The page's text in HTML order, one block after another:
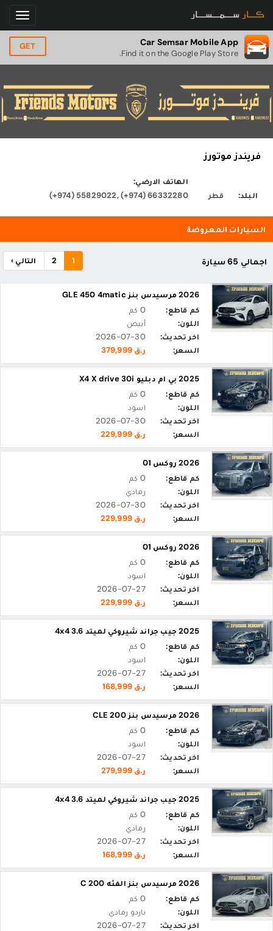
Car Semsar Mobile App
Find it on the Google Play Store.
GET
فريندز موتورز
البلد: قطر
الهاتف الارضي:
(+974) 55829022, (+974) 66332280
السيارات المعروضة
1
2 التالي › اجمالي 65 سيارة
2026 مرسيدس بنز GLE 450 4matic
كم قاطع:
0 كم
اللون:
أبيض
اخر تحديث:
2026-07-30
السعر:
ر.ق 379,999
2025 بي ام دبليو X4 X drive 30i
كم قاطع:
0 كم
اللون:
اسود
اخر تحديث:
2026-07-30
السعر:
ر.ق 229,999
2026 روكس 01
كم قاطع:
0 كم
اللون:
رمادي
اخر تحديث:
2026-07-30
السعر:
ر.ق 229,999
2026 روكس 01
كم قاطع:
0 كم
اللون:
اسود
اخر تحديث:
2026-07-27
السعر:
ر.ق 229,999
2025 جيب جراند شيروكي لميتد 3.6 4x4
كم قاطع:
0 كم
اللون:
اسود
اخر تحديث:
2026-07-27
السعر:
ر.ق 168,999
2026 مرسيدس بنز CLE 200
كم قاطع:
0 كم
اللون:
اسود
اخر تحديث:
2026-07-27
السعر:
ر.ق 279,999
2025 جيب جراند شيروكي لميتد 3.6 4x4
كم قاطع:
0 كم
اللون:
رمادي
اخر تحديث:
2026-07-27
السعر:
ر.ق 168,999
2026 مرسيدس بنز الفئه C 200
كم قاطع:
0 كم
اللون:
ناردو رمادي
اخر تحديث:
2026-07-27